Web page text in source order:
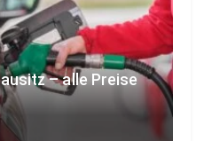
– alle Preise